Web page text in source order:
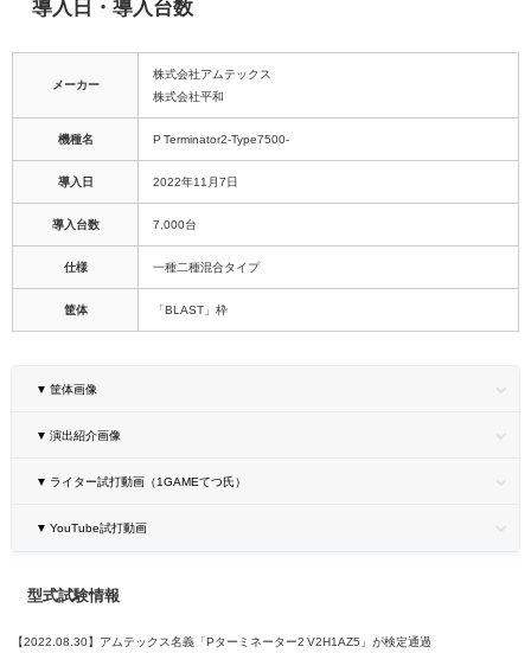
導入日・導入台数
メーカー
株式会社アムテックス
株式会社平和
機種名 P Terminator2-Type7500-
導入日 2022年11月7日
導入台数 7,000台
仕様 一種二種混合タイプ
筐体 「BLAST」枠
▼ 筐体画像
▼ 演出紹介画像
▼ ライター試打動画（1GAMEてつ氏）
▼ YouTube試打動画
型式試験情報
【2022.08.30】アムテックス名義「Pターミネーター2 V2H1AZ5」が検定通過